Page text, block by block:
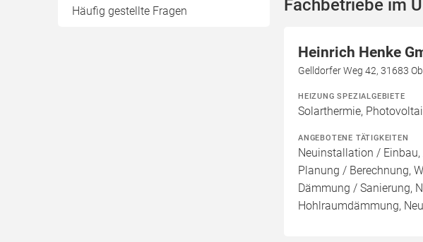
Häufig gestellte Fragen Fachbetriebe im
Heinrich Henke
Gelldorfer Weg 42, 31683
HEIZUNG SPEZIALGEBIETE
Solarthermie,
ANGEBOTENE TÄTIGKEITEN
Neuinstallation /
Planung / Berechnung,
Dämmung / Sanierung,
Hohlraumdämmung,